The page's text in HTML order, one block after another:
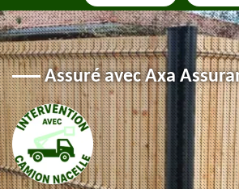
Assuré avec Axa